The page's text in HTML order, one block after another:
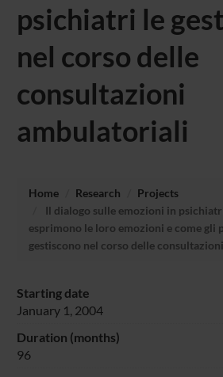
psichiatri le
nel corso delle
consultazioni
ambulatoriali
Home Research
Projects
Il dialogo sulle emozioni in
esprimono le loro emozioni e come gli
gestiscono nel corso delle
Starting date
January 1, 2004
Duration (months)
96